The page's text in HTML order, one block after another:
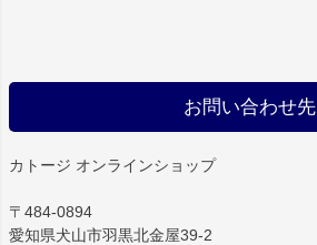
お問い合わせ先
カトージ オンラインショップ
〒484-0894
愛知県犬山市羽黒北金屋39-2